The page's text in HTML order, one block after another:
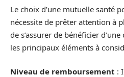
Le choix d’une mutuelle santé
nécessite de prêter attention à
de s’assurer de bénéficier
les principaux éléments à
Niveau de remboursement :